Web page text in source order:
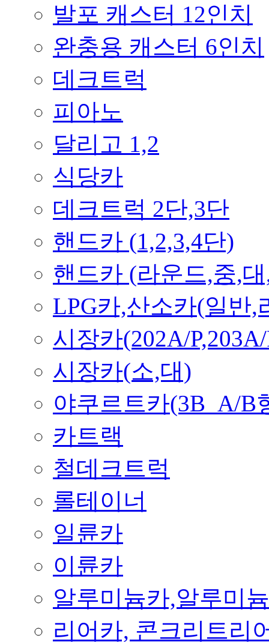
발포 캐스터 12인치
완충용 캐스터 6인치
데크트럭
피아노
달리고 1,2
식당카
데크트럭 2단,3단
핸드카 (1,2,3,4단)
핸드카 (라운드,중,
LPG카,산소카(일반,
시장카(202A/
시장카(소,대)
야쿠르트카(3B_A/B
카트랙
철데크트럭
롤테이너
일륜카
이륜카
알루미늄카,알루미
리어카, 콘크리트리